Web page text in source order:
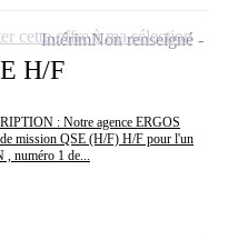
H/F
: Notre agence ERGOS
mission QSE (H/F) H/F pour l'un
numéro 1 de...
IntérimNon renseigné
cette offre à ma sélection